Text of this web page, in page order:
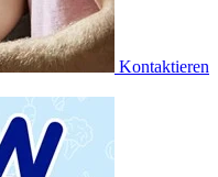
Kontaktieren